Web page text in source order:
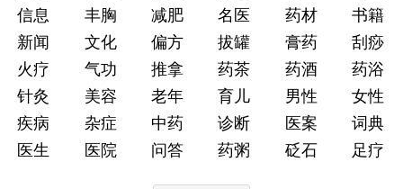
多项，其中国家级6项，省级29项；“重症肌无力中医
辨证论治研究”、“中西医结合治疗股骨头坏死及其相
关疾病的研究”、“脾虚证辨证论证的系列研究”三项获
国家科技进步二等奖；“中医‘脾-线粒体相关’理论的临
床与实验研究”获广东省科技进步一等奖，在广东省中
医医疗机构中排名第一，在全省医疗机构中名列前
茅。我们将秉承“一切为了人民健康”的医院宗旨，
信息
丰胸 减肥 名医 药材
书籍
新闻
文化 偏方 拔罐 膏药
刮痧
火疗
气功 推拿 药茶 药酒
药浴
针灸
美容 老年 育儿 男性
女性
疾病
杂症 中药 诊断 医案
词典
医生
医院 问答 药粥 砭石 足疗